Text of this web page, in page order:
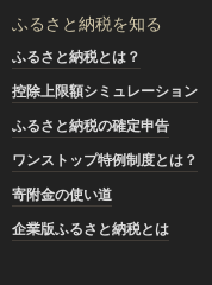
ふるさと納税を知る
ふるさと納税とは？
控除上限額シミュレーション
ふるさと納税の確定申告
ワンストップ特例制度とは？
寄附金の使い道
企業版ふるさと納税とは